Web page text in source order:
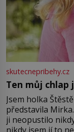
skutecnepribehy.cz
Ten můj chlap
Jsem holka
představila
ji neopustilo